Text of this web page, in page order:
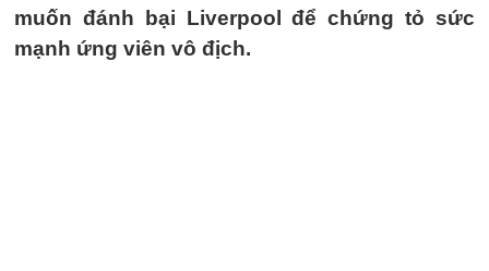
muốn đánh bại Liverpool để chứng tỏ sức
mạnh ứng viên vô địch.